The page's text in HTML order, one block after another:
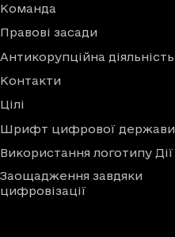
Команда
Правові засади
Антикорупційна діяльність
Контакти
Цілі
Шрифт цифрової держави
Використання логотипу Дії
Заощадження завдяки
цифровізації